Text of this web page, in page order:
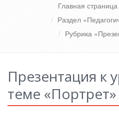
Главная страница
Раздел
Рубрика
Презентация к
теме «Портрет»